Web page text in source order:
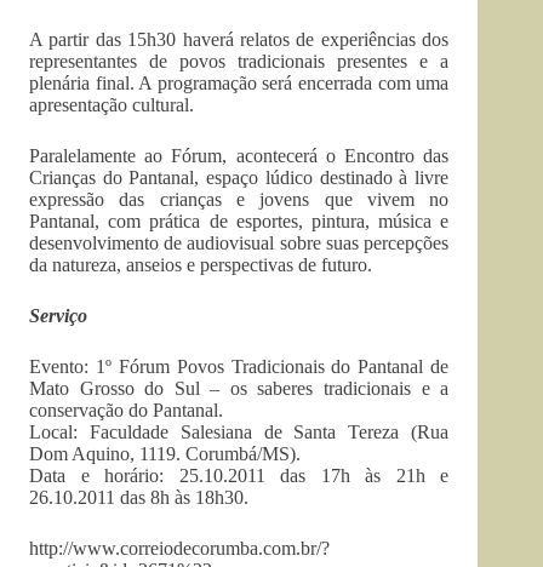
A partir das 15h30 haverá relatos de experiências dos
representantes de povos tradicionais presentes e a
plenária final. A programação será encerrada com uma
apresentação cultural.
Paralelamente ao Fórum, acontecerá o Encontro das
Crianças do Pantanal, espaço lúdico destinado à livre
expressão das crianças e jovens que vivem no
Pantanal, com prática de esportes, pintura, música e
desenvolvimento de audiovisual sobre suas percepções
da natureza, anseios e perspectivas de futuro.
Serviço
Evento: 1º Fórum Povos Tradicionais do Pantanal de
Mato Grosso do Sul – os saberes tradicionais e a
conservação do Pantanal.
Local: Faculdade Salesiana de Santa Tereza (Rua
Dom Aquino, 1119. Corumbá/MS).
Data e horário: 25.10.2011 das 17h às 21h e
26.10.2011 das 8h às 18h30.
http://www.correiodecorumba.com.br/?